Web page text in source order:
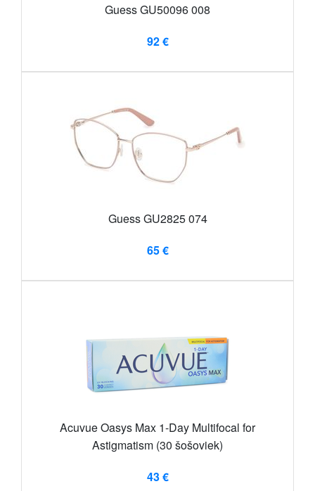
Guess GU50096 008
92 €
Guess GU2825 074
65 €
Acuvue Oasys Max 1-Day Multifocal for
Astigmatism (30 šošoviek)
43 €